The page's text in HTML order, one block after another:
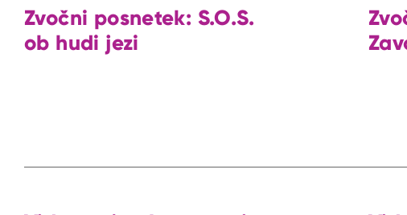
Zvočni posnetek: S.O.S.
ob hudi jezi